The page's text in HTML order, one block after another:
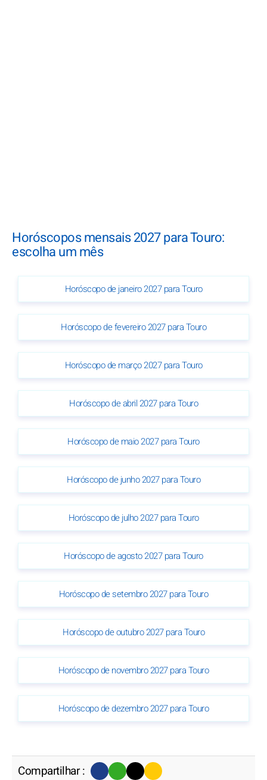
Horóscopos mensais 2027 para Touro:
escolha um mês
Horóscopo de janeiro 2027 para Touro
Horóscopo de fevereiro 2027 para Touro
Horóscopo de março 2027 para Touro
Horóscopo de abril 2027 para Touro
Horóscopo de maio 2027 para Touro
Horóscopo de junho 2027 para Touro
Horóscopo de julho 2027 para Touro
Horóscopo de agosto 2027 para Touro
Horóscopo de setembro 2027 para Touro
Horóscopo de outubro 2027 para Touro
Horóscopo de novembro 2027 para Touro
Horóscopo de dezembro 2027 para Touro
Compartilhar :